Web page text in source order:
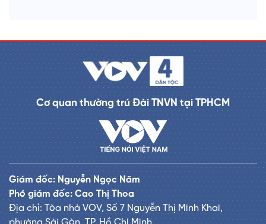
Cơ quan thường trú Đài TNVN tại TPHCM
Giám đốc: Nguyễn Ngọc Năm
Phó giám đốc: Cao Thị Thoa
Địa chỉ: Tòa nhà VOV, Số 7 Nguyễn Thị Minh Khai,